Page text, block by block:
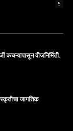
5
कचऱ्यापासून वीजनिर्मिती.
जागतिक